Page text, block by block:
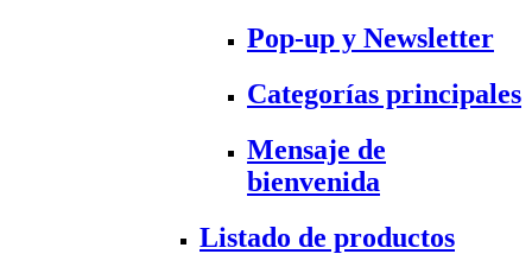
Pop-up y Newsletter
Categorías principales
Mensaje de
bienvenida
Listado de productos